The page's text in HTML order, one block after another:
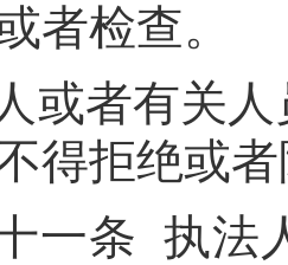
者检查。
或者有关
得拒绝或
一条 执法